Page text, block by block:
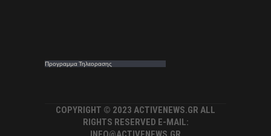
Προγραμμα Τηλεορασης
COPYRIGHT © 2023 ACTIVENEWS.GR ALL
RIGHTS RESERVED E-MAIL: